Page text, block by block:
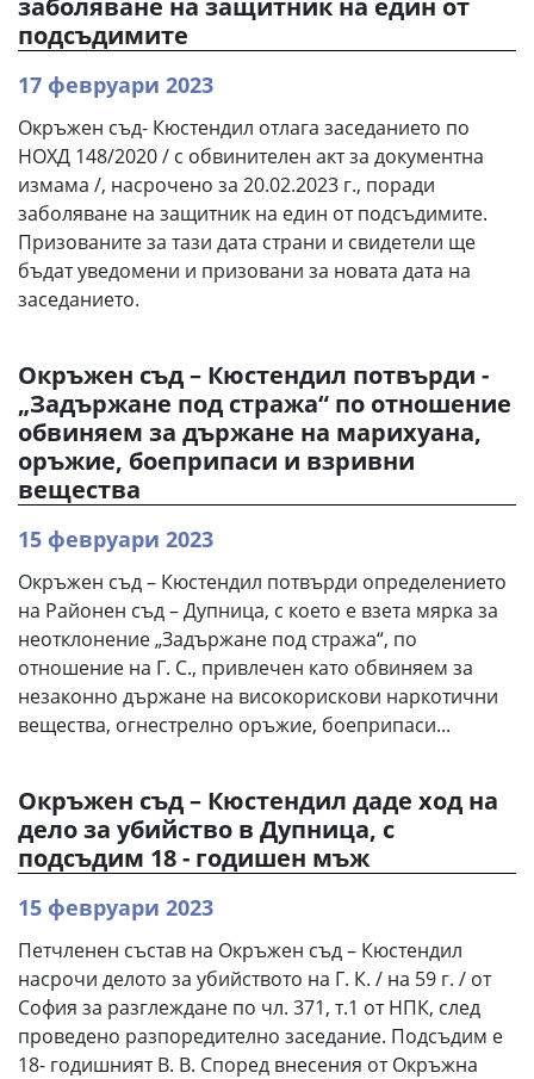
заболяване на защитник на един от
подсъдимите
17 февруари 2023
Окръжен съд- Кюстендил отлага заседанието по
НОХД 148/2020 / с обвинителен акт за документна
измама /, насрочено за 20.02.2023 г., поради
заболяване на защитник на един от подсъдимите.
Призованите за тази дата страни и свидетели ще
бъдат уведомени и призовани за новата дата на
заседанието.
Окръжен съд – Кюстендил потвърди -
„Задържане под стража“ по отношение
обвиняем за държане на марихуана,
оръжие, боеприпаси и взривни
вещества
15 февруари 2023
Окръжен съд – Кюстендил потвърди определението
на Районен съд – Дупница, с което е взета мярка за
неотклонение „Задържане под стража“, по
отношение на Г. С., привлечен като обвиняем за
незаконно държане на високорискови наркотични
вещества, огнестрелно оръжие, боеприпаси...
Окръжен съд – Кюстендил даде ход на
дело за убийство в Дупница, с
подсъдим 18 - годишен мъж
15 февруари 2023
Петчленен състав на Окръжен съд – Кюстендил
насрочи делото за убийството на Г. К. / на 59 г. / от
София за разглеждане по чл. 371, т.1 от НПК, след
проведено разпоредително заседание. Подсъдим е
18- годишният В. В. Според внесения от Окръжна